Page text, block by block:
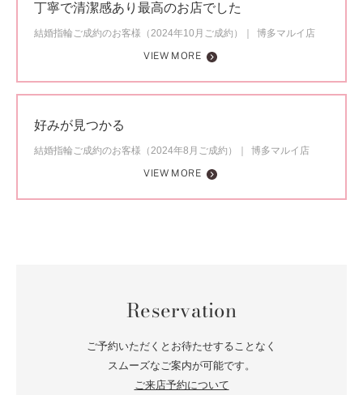
丁寧で清潔感あり最高のお店でした
結婚指輪ご成約のお客様（2024年10月ご成約）
博多マルイ店
VIEW MORE
好みが見つかる
結婚指輪ご成約のお客様（2024年8月ご成約）
博多マルイ店
VIEW MORE
Reservation
ご予約いただくとお待たせすることなく
スムーズなご案内が可能です。
ご来店予約について